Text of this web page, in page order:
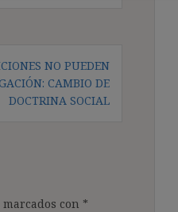
NO PUEDEN
CAMBIO DE
DOCTRINA SOCIAL
con *